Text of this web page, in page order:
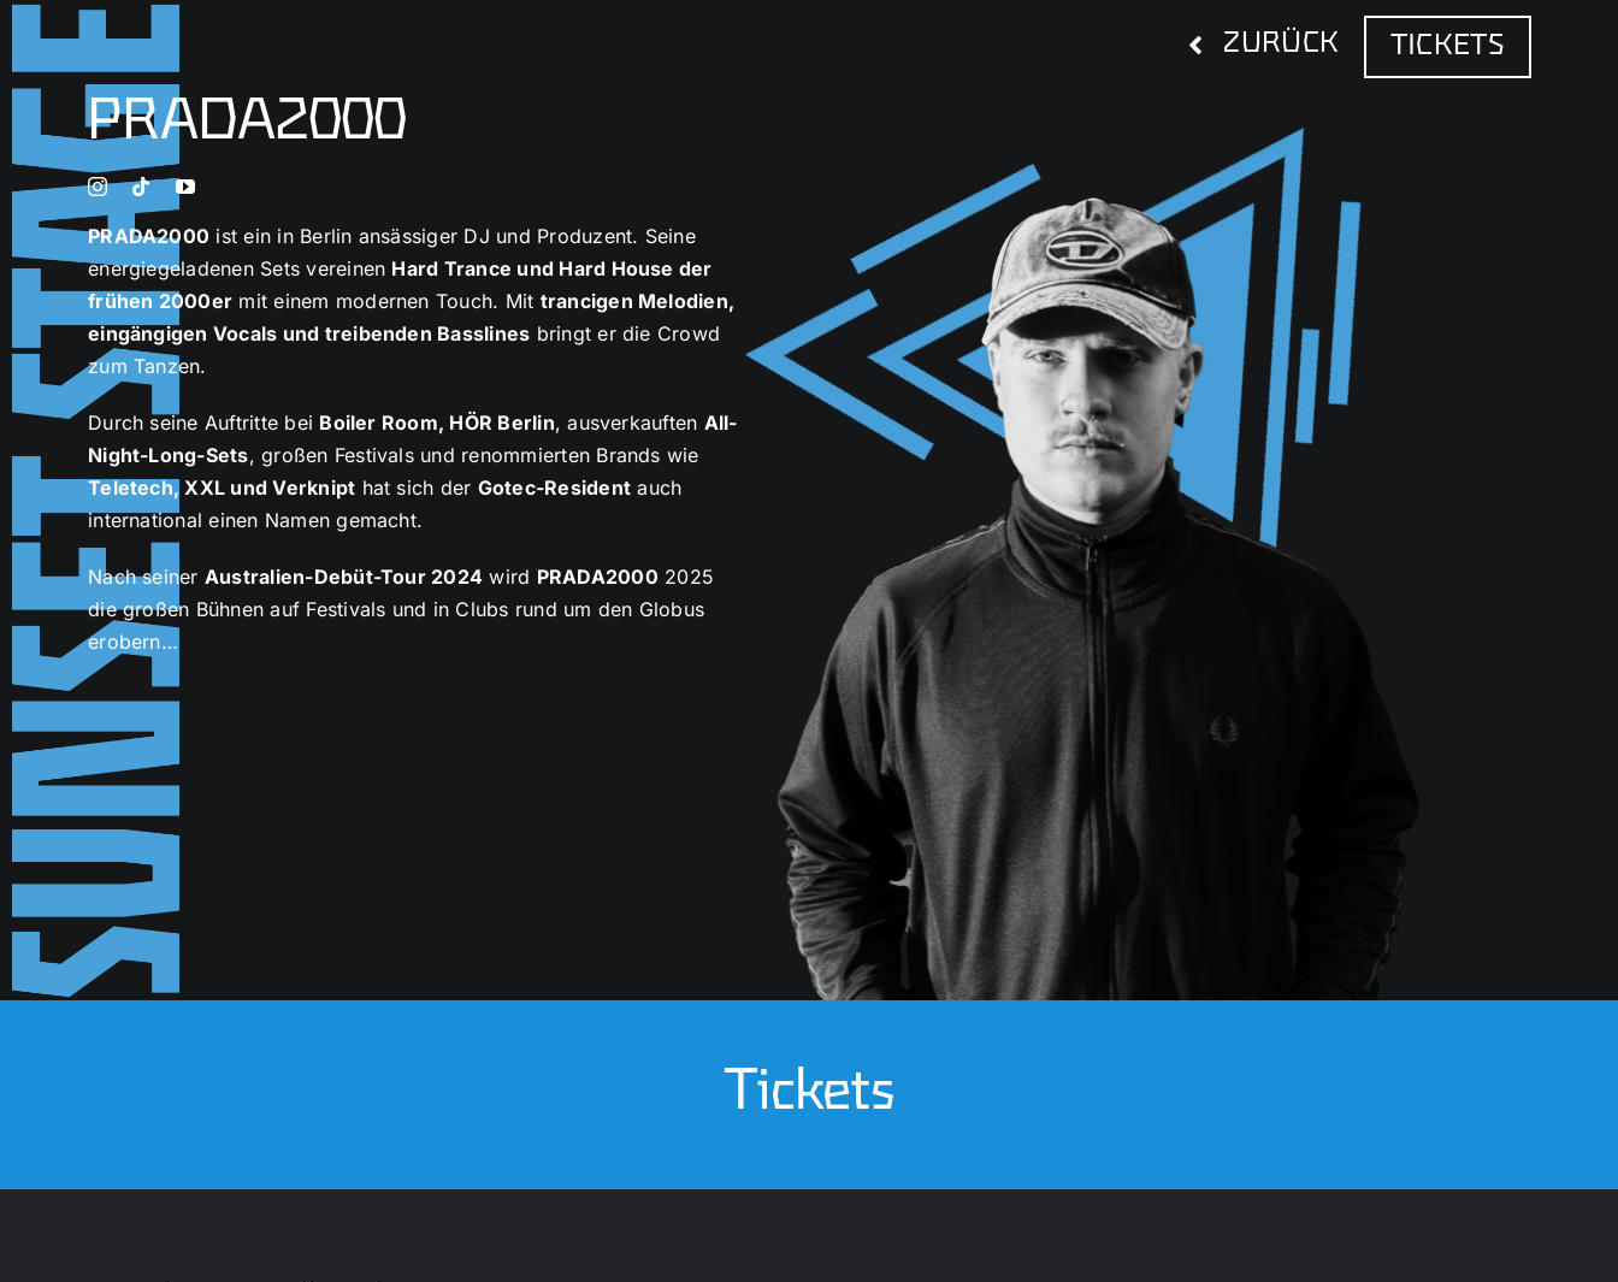
content
ZURÜCK TICKETS
PRADA2000
PRADA2000 ist ein in Berlin ansässiger DJ und Produzent. Seine
energiegeladenen Sets vereinen Hard Trance und Hard House der
frühen 2000er mit einem modernen Touch. Mit trancigen Melodien,
eingängigen Vocals und treibenden Basslines bringt er die Crowd
zum Tanzen.
Durch seine Auftritte bei Boiler Room, HÖR Berlin, ausverkauften All-
Night-Long-Sets, großen Festivals und renommierten Brands wie
Teletech, XXL und Verknipt hat sich der Gotec-Resident auch
international einen Namen gemacht.
Nach seiner Australien-Debüt-Tour 2024 wird PRADA2000 2025
die großen Bühnen auf Festivals und in Clubs rund um den Globus
erobern…
Tickets